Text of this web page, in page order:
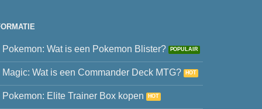
Pokemon: Wat is een Pokemon Blister?
Magic: Wat is een Commander Deck MTG?
Pokemon: Elite Trainer Box kopen